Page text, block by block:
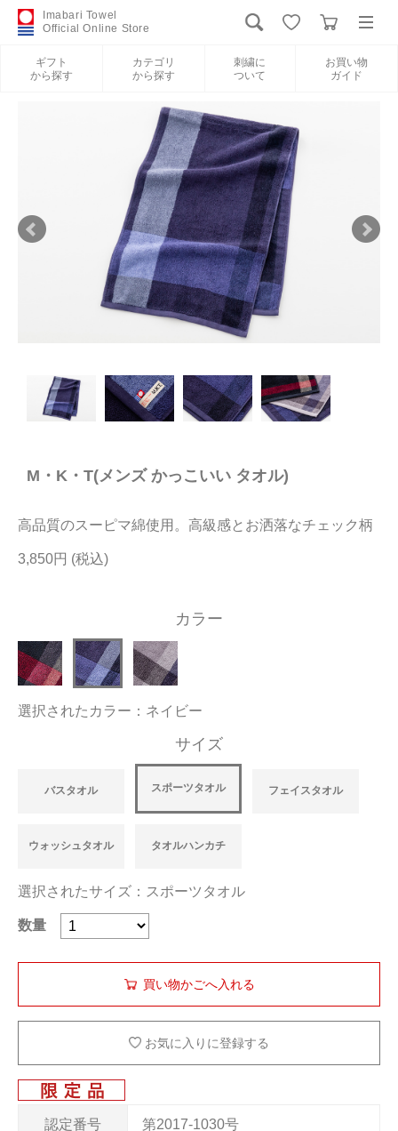
Imabari Towel
Official Online Store
ギフト
から探す
カテゴリ
から探す
刺繍に
ついて
お買い物
ガイド
新規会員登録
お買い物ガイド
当サイトについて
大量購入・法人向けの購入の方は
お問い合わせ
M・K・T(メンズ かっこいい タオル)
高品質のスーピマ綿使用。高級感とお洒落なチェック柄
3,850円
認定番号 第2017-1030号
カラー
選択されたカラー：ネイビー
サイズ
バスタオル スポーツタオル フェイスタオル
ウォッシュタオル タオルハンカチ
選択されたサイズ：スポーツタオル
数量
お気に入りに登録する